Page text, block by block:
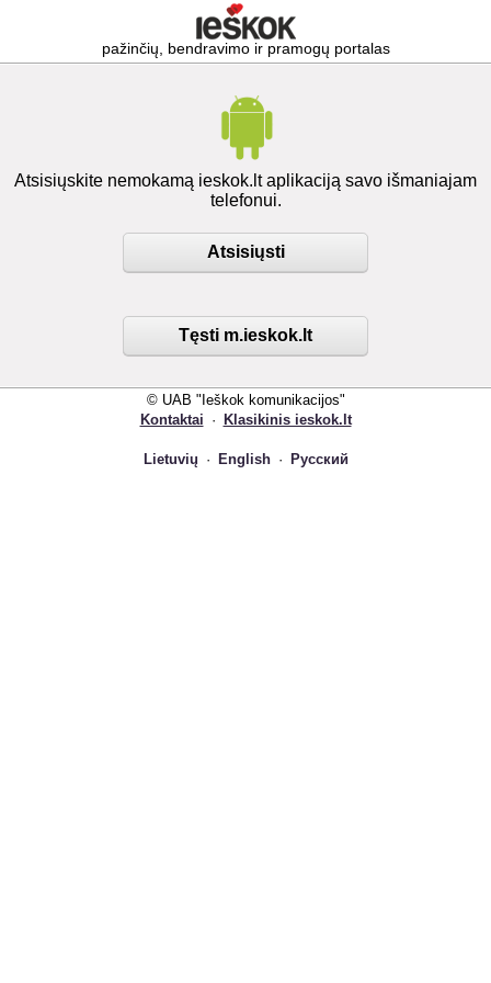
pažinčių, bendravimo ir pramogų portalas
Atsisiųskite nemokamą ieskok.lt aplikaciją savo išmaniajam
telefonui.
Atsisiųsti
Tęsti m.ieskok.lt
© UAB "Ieškok komunikacijos"
Kontaktai · Klasikinis ieskok.lt
Lietuvių · English · Русский